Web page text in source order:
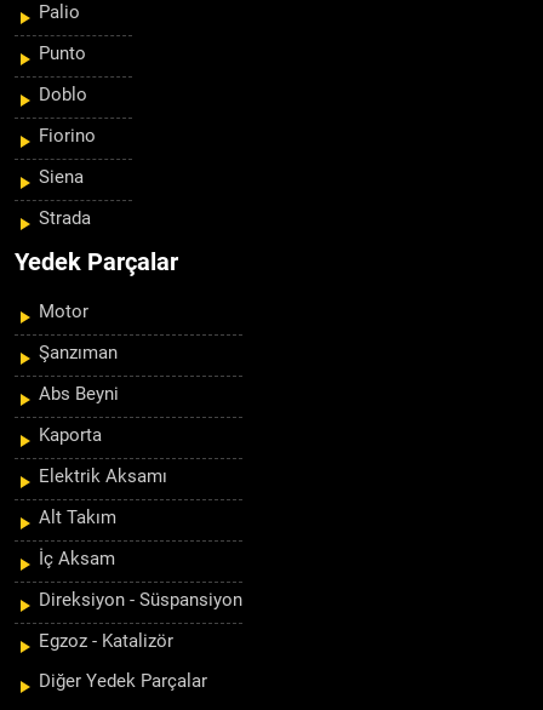
Palio
Punto
Doblo
Fiorino
Siena
Strada
Yedek Parçalar
Motor
Şanzıman
Abs Beyni
Kaporta
Elektrik Aksamı
Alt Takım
İç Aksam
Direksiyon - Süspansiyon
Egzoz - Katalizör
Diğer Yedek Parçalar